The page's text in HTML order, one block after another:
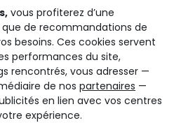
vous profiterez d’une
de recommandations de
besoins. Ces cookies servent
performances du site,
rencontrés, vous adresser —
de nos partenaires —
en lien avec vos centres
expérience.